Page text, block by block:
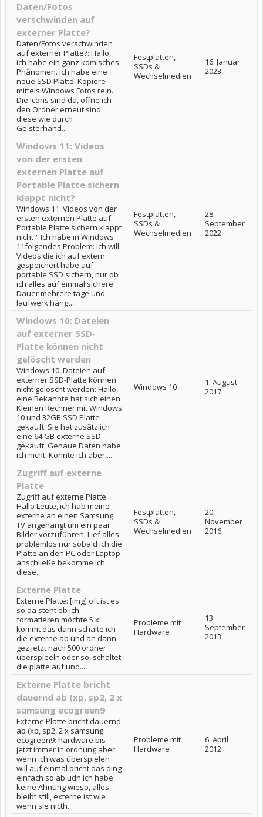
Daten/Fotos
verschwinden auf
externer Platte?
Daten/Fotos verschwinden
auf externer Platte?: Hallo,
ich habe ein ganz komisches
Phänomen. Ich habe eine
neue SSD Platte. Kopiere
mittels Windows Fotos rein.
Die Icons sind da, öffne ich
den Ordner erneut sind
diese wie durch
Geisterhand...
Festplatten,
SSDs &
Wechselmedien
16. Januar
2023
Windows 11: Videos
von der ersten
externen Platte auf
Portable Platte sichern
klappt nicht?
Windows 11: Videos von der
ersten externen Platte auf
Portable Platte sichern klappt
nicht?: Ich habe in Windows
11folgendes Problem: Ich will
Videos die ich auf extern
gespeichert habe auf
portable SSD sichern, nur ob
ich alles auf einmal sichere
Dauer mehrere tage und
laufwerk hängt...
Festplatten,
SSDs &
Wechselmedien
28.
September
2022
Windows 10: Dateien
auf externer SSD-
Platte können nicht
gelöscht werden
Windows 10: Dateien auf
externer SSD-Platte können
nicht gelöscht werden: Hallo,
eine Bekannte hat sich einen
Kleinen Rechner mit Windows
10 und 32GB SSD Platte
gekauft. Sie hat zusätzlich
eine 64 GB externe SSD
gekauft. Genaue Daten habe
ich nicht. Könnte ich aber,...
Windows 10
1. August
2017
Zugriff auf externe
Platte
Zugriff auf externe Platte:
Hallo Leute, ich hab meine
externe an einen Samsung
TV angehängt um ein paar
Bilder vorzuführen. Lief alles
problemlos nur sobald ich die
Platte an den PC oder Laptop
anschließe bekomme ich
diese...
Festplatten,
SSDs &
Wechselmedien
20.
November
2016
Externe Platte
Externe Platte: [img] oft ist es
so da steht ob ich
formatieren möchte 5 x
kommt das dann schalte ich
die externe ab und an dann
gez jetzt nach 500 ordner
überspieeln oder so, schaltet
die platte auf und...
Probleme mit
Hardware
13.
September
2013
Externe Platte bricht
dauernd ab (xp, sp2, 2 x
samsung ecogreen9
Externe Platte bricht dauernd
ab (xp, sp2, 2 x samsung
ecogreen9: hardware bis
jetzt immer in ordnung aber
wenn ich was überspielen
will auf einmal bricht das ding
einfach so ab udn ich habe
keine Ahnung wieso, alles
bleibt still, externe ist wie
wenn sie nicth...
Probleme mit
Hardware
6. April
2012